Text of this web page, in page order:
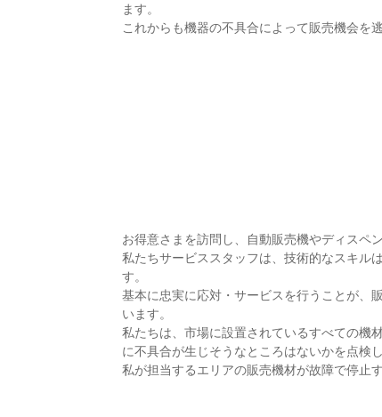
ます。
これからも機器の不具合によって販売機会を
お得意さまを訪問し、自動販売機やディスペ
私たちサービススタッフは、技術的なスキル
す。
基本に忠実に応対・サービスを行うことが、
います。
私たちは、市場に設置されているすべての機
に不具合が生じそうなところはないかを点検
私が担当するエリアの販売機材が故障で停止